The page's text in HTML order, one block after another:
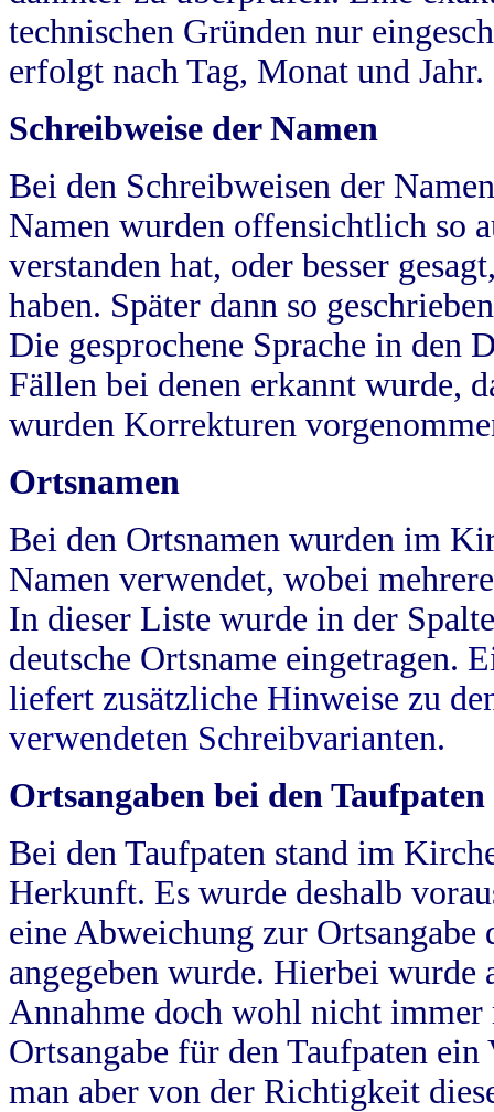
technischen Gründen nur
erfolgt nach Tag, Monat und Jahr.
Schreibweise der Namen
Bei den Schreibweisen der
Namen wurden offensichtlich so
verstanden hat, oder besser
haben. Später dann so
Die gesprochene Sprache in
Fällen bei denen erkannt wurde,
wurden Korrekturen
Ortsnamen
Bei den Ortsnamen wurden im
Namen verwendet, wobei
In dieser Liste wurde in der
deutsche Ortsname eingetragen.
liefert zusätzliche Hinweise zu
verwendeten Schreibvarianten.
Ortsangaben bei den Taufpaten
Bei den Taufpaten stand im
Herkunft. Es wurde deshalb
eine Abweichung zur
angegeben wurde. Hierbei wurde
Annahme doch wohl nicht
Ortsangabe für den Taufpaten
man aber von der Richtigkeit